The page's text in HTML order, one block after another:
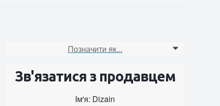
Позначити як... 0
Зв'язатися з продавцем
Ім'я: Dizain